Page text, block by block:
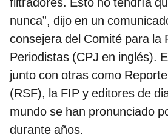
nunca”, dijo en un
consejera del Comité para la
Periodistas (CPJ en inglés).
junto con otras como
(RSF), la FIP y editores de
mundo se han pronunciado
durante años.